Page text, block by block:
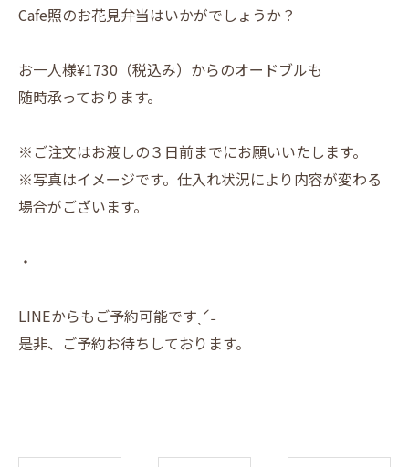
Cafe照のお花見弁当はいかがでしょうか？
お一人様¥1730（税込み）からのオードブルも
随時承っております。
※ご注文はお渡しの３日前までにお願いいたします。
※写真はイメージです。仕入れ状況により内容が変わる
場合がございます。
・
LINEからもご予約可能ですˎˊ˗
是非、ご予約お待ちしております。